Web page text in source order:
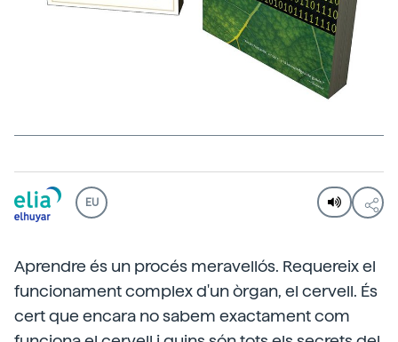
EU
Aprendre és un procés meravellós. Requereix el
funcionament complex d'un òrgan, el cervell. És
cert que encara no sabem exactament com